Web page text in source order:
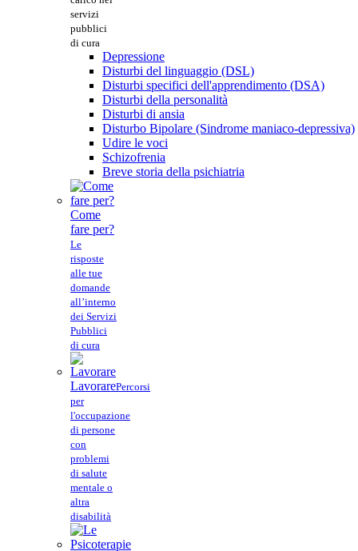
servizi
pubblici
di cura
Depressione
Disturbi del linguaggio (DSL)
Disturbi specifici dell'apprendimento (DSA)
Disturbi della personalità
Disturbi di ansia
Disturbo Bipolare (Sindrome maniaco-depressiva)
Udire le voci
Schizofrenia
Breve storia della psichiatria
Come
fare per?
Le
risposte
alle tue
domande
all’interno
dei Servizi
Pubblici
di cura
LavorarePercorsi
per
l'occupazione
di persone
con
problemi
di salute
mentale o
altra
disabilità